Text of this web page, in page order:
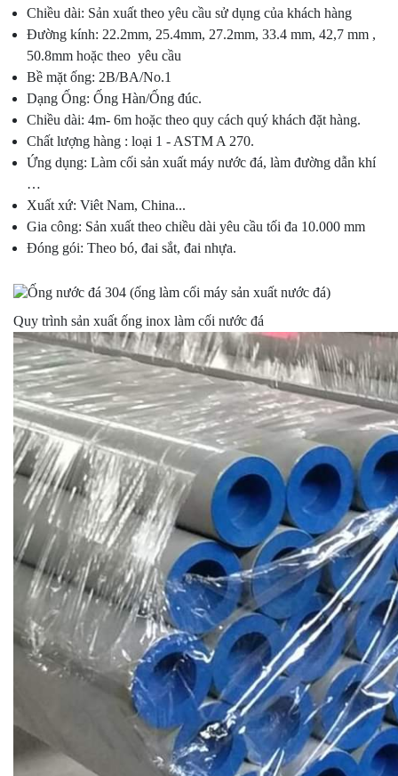
Chiều dài: Sản xuất theo yêu cầu sử dụng của khách hàng
Đường kính: 22.2mm, 25.4mm, 27.2mm, 33.4 mm, 42,7 mm ,
50.8mm hoặc theo yêu cầu
Bề mặt ống: 2B/BA/No.1
Dạng Ống: Ống Hàn/Ống đúc.
Chiều dài: 4m- 6m hoặc theo quy cách quý khách đặt hàng.
Chất lượng hàng : loại 1 - ASTM A 270.
Ứng dụng: Làm cối sản xuất máy nước đá, làm đường dẫn khí
…
Xuất xứ: Viêt Nam, China...
Gia công: Sản xuất theo chiều dài yêu cầu tối đa 10.000 mm
Đóng gói: Theo bó, đai sắt, đai nhựa.
Quy trình sản xuất ống inox làm cối nước đá